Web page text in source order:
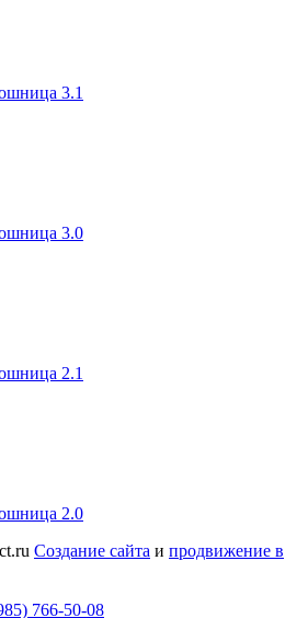
3.1
3.0
2.1
2.0
Создание сайта и продвижение в
766-50-08